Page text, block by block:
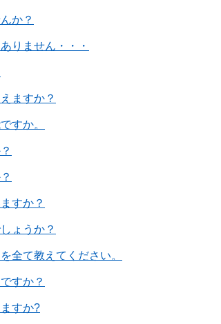
か？
りません・・・
ますか？
すか。
すか？
ょうか？
全て教えてください。
すか？
すか?